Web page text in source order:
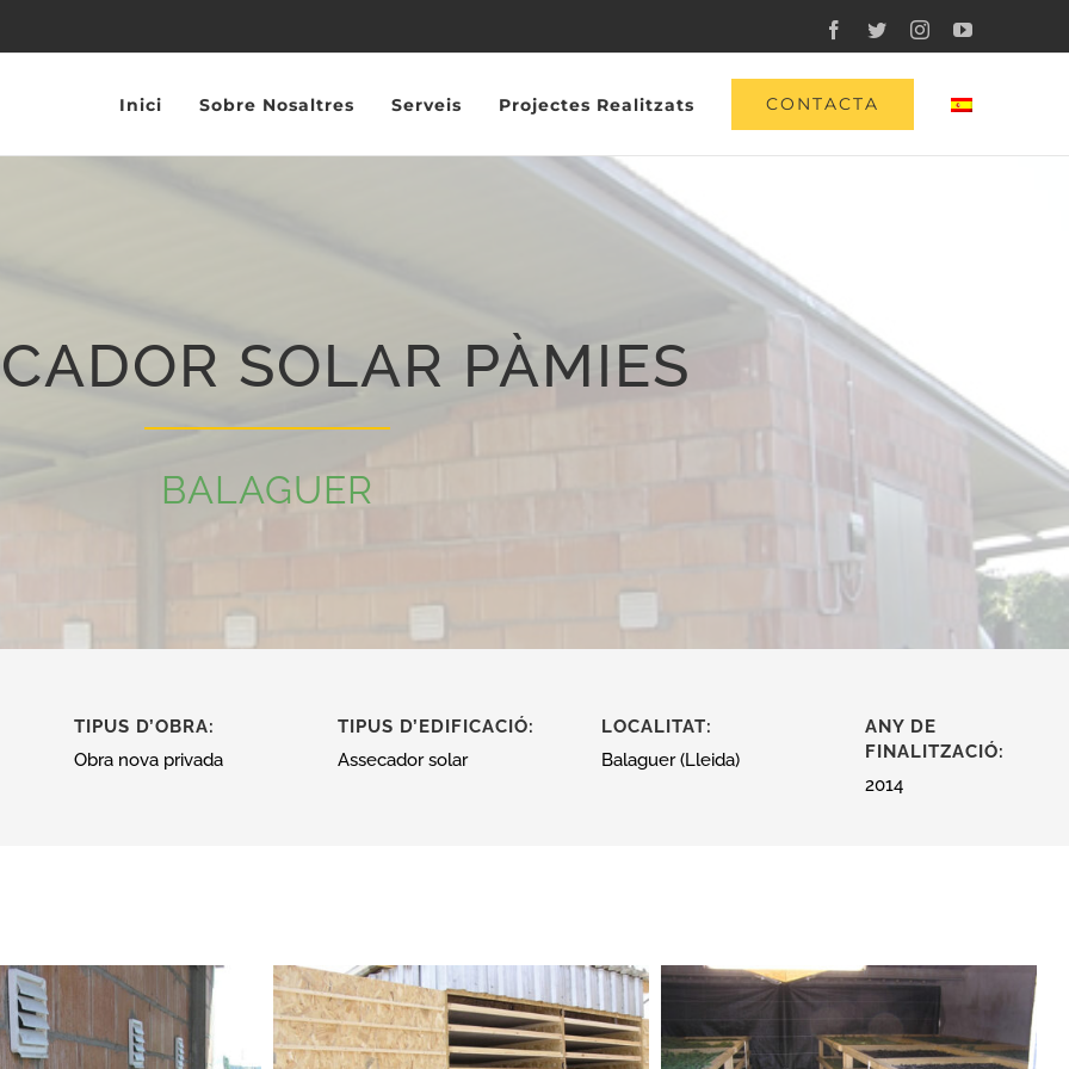
Facebook
TwitterInstagramYouTube
Inici Sobre Nosaltres Serveis Projectes Realitzats CONTACTA
SOLAR PÀMIES
BALAGUER
TIPUS D’OBRA:
Obra nova privada
TIPUS D’EDIFICACIÓ:
Assecador solar
LOCALITAT:
Balaguer (Lleida)
ANY DE
FINALITZACIÓ:
2014